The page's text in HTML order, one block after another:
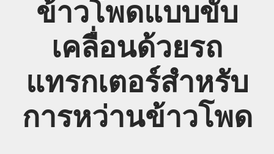
ข้าวโพดแบบขับ
เคลื่อนด้วยรถ
แทรกเตอร์สำหรับ
การหว่านข้าวโพด